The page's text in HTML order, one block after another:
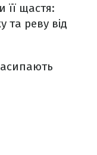
її щастя:
та реву від